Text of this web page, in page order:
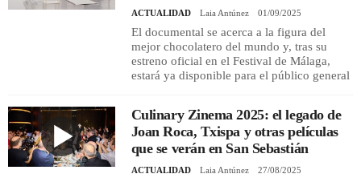
ACTUALIDAD Laia Antúnez 01/09/2025
El documental se acerca a la figura del
mejor chocolatero del mundo y, tras su
estreno oficial en el Festival de Málaga,
estará ya disponible para el público general
Culinary Zinema 2025: el legado de
Joan Roca, Txispa y otras películas
que se verán en San Sebastián
ACTUALIDAD Laia Antúnez 27/08/2025